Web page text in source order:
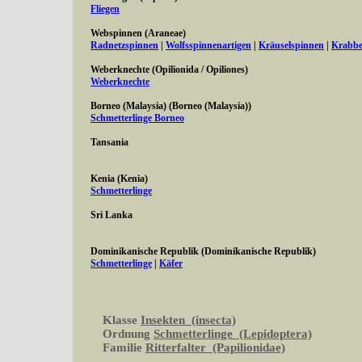
Fliegen
Webspinnen (Araneae)
Radnetzspinnen
Wolfsspinnenartigen Kräuselspinnen
Weberknechte (Opilionida / Opiliones)
Weberknechte
Borneo (Malaysia) (Borneo (Malaysia))
Schmetterlinge Borneo
Tansania
Kenia (Kenia)
Schmetterlinge
Sri Lanka
Dominikanische Republik (Dominikanische Republik)
Schmetterlinge
Käfer
Klasse Insekten (insecta)
Ordnung Schmetterlinge (Lepidoptera)
Familie Ritterfalter (Papilionidae)